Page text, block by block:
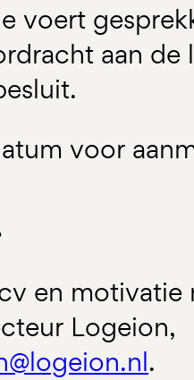
voert
aan de
voor
en motivatie
Logeion,
.